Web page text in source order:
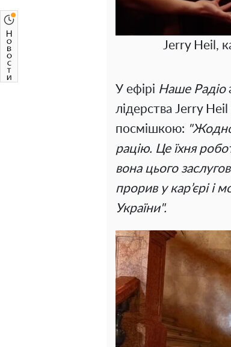
Jerry Heil,
У ефірі Наше Радіо
лідерства Jerry
посмішкою:
рацію. Це їхня
вона цього
прорив у кар’єрі
України".